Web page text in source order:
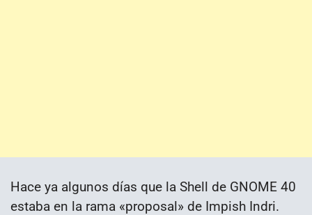
Hace ya algunos días que la Shell de GNOME 40
estaba en la rama «proposal» de Impish Indri.